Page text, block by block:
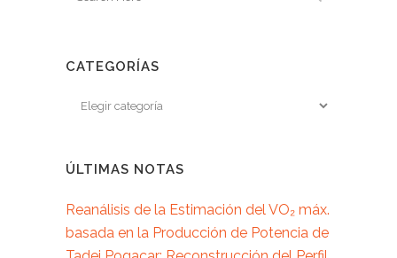
CATEGORÍAS
ÚLTIMAS NOTAS
Reanálisis de la Estimación del VO₂ máx.
basada en la Producción de Potencia de